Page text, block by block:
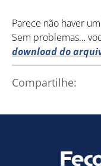
Parece não haver
Sem problemas…
download do
Compartilhe: